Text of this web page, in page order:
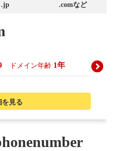
.jp .comなど
を見る
ドメイン年齢 1年